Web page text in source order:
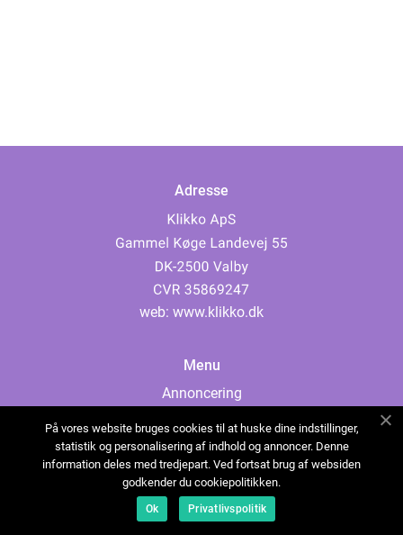
Adresse
web: www.klikko.dk
Menu
Annoncering
Cookies
Kontakt os
Sitemap
På vores website bruges cookies til at huske dine indstillinger,
statistik og personalisering af indhold og annoncer. Denne
information deles med tredjepart. Ved fortsat brug af websiden
godkender du cookiepolitikken.
Ok Privatlivspolitik